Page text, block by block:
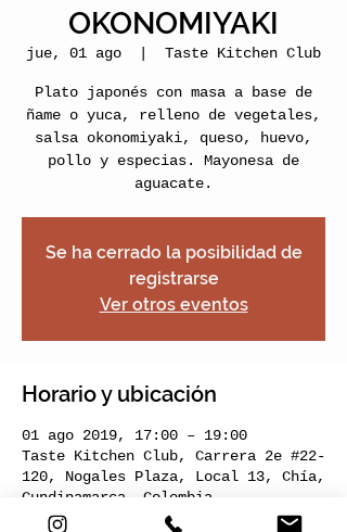
OKONOMIYAKI
jue, 01 ago Taste Kitchen Club
Plato japonés con masa a base de
ñame o yuca, relleno de vegetales,
salsa okonomiyaki, queso, huevo,
pollo y especias. Mayonesa de
aguacate.
Se ha cerrado la posibilidad de
registrarse
Ver otros eventos
Horario y ubicación
01 ago 2019, 17:00 – 19:00
Taste Kitchen Club, Carrera 2e #22-
120, Nogales Plaza, Local 13, Chía,
Cundinamarca, Colombia